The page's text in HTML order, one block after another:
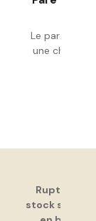
Le pare 3
une
Rupture,
stock sont